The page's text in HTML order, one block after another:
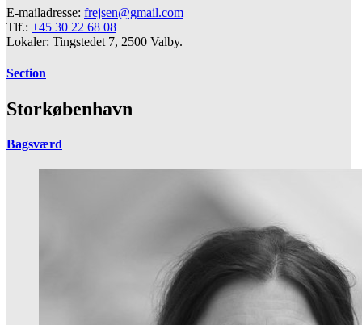
E-mailadresse: frejsen@gmail.com
Tlf.: +45 30 22 68 08
Lokaler: Tingstedet 7, 2500 Valby.
Section
Storkøbenhavn
Bagsværd